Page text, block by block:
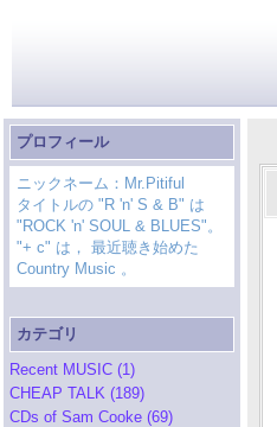
プロフィール
ニックネーム：Mr.Pitiful
タイトルの "R 'n' S & B" は
"ROCK 'n' SOUL & BLUES"。
"+ c" は， 最近聴き始めた
Country Music 。
カテゴリ
Recent MUSIC (1)
CHEAP TALK (189)
CDs of Sam Cooke (69)